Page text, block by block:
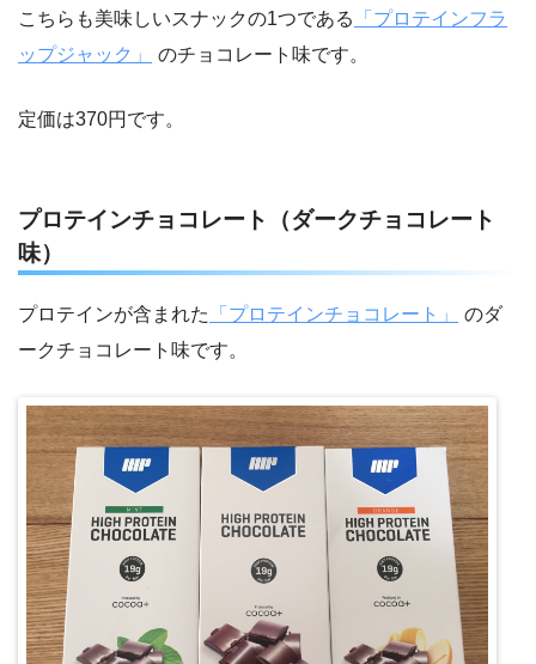
こちらも美味しいスナックの1つである
「プロテインフラ
ップジャック」
のチョコレート味です。
定価は370円です。
プロテインチョコレート（ダークチョコレート
味）
プロテインが含まれた 「プロテインチョコレート」
のダ
ークチョコレート味です。